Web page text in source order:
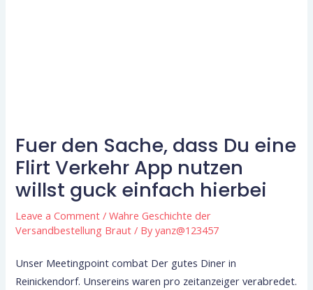
Fuer den Sache, dass Du eine
Flirt Verkehr App nutzen
willst guck einfach hierbei
Leave a Comment /Wahre Geschichte der
Versandbestellung Braut / Byyanz@123457
Unser Meetingpoint combat Der gutes Diner in
Reinickendorf. Unsereins waren pro zeitanzeiger verabredet.